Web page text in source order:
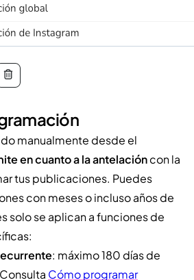
manualmente desde el
en cuanto a la antelacióncon la
tus publicaciones. Puedes
con meses o incluso años de
solo se aplican a funciones de
: máximo 180 días de
Cómo programar